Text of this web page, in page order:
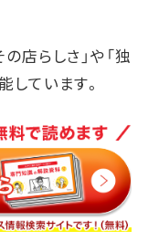
店らしさ」や「独
しています。